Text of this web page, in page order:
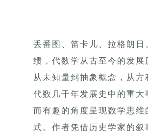
丢番图、笛卡儿、拉格朗
绩，代数学从古至今的发
从未知量到抽象概念，从
代数几千年发展史中的重
而有趣的角度呈现数学思
式。作者凭借历史学家的